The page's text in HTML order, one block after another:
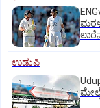
ಉಡುಪಿ